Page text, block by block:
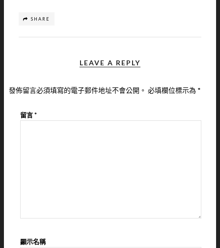
SHARE
LEAVE A REPLY
發佈留言必須填寫的電子郵件地址不會公開。 必填欄位標示為 *
留言*
顯示名稱